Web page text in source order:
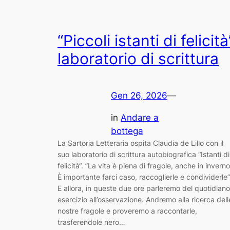
“Piccoli istanti di
laboratorio di scrittura
Gen 26, 2026—
in Andare a
bottega
La Sartoria Letteraria ospita Claudia de Lillo con il
suo laboratorio di scrittura autobiografica “Istanti di
felicità“. ”La vita è piena di fragole, anche in
È importante farci caso, raccoglierle e condividerle”
E allora, in queste due ore parleremo del quotidiano
esercizio all’osservazione. Andremo alla ricerca
nostre fragole e proveremo a raccontarle,
trasferendole nero…